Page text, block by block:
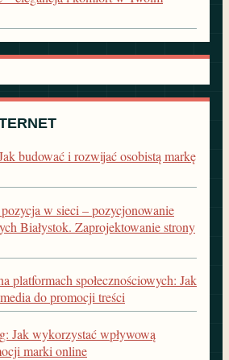
budować i rozwijać osobistą markę
w sieci – pozycjonowanie
Białystok. Zaprojektowanie strony
platformach społecznościowych: Jak
do promocji treści
Jak wykorzystać wpływową
marki online